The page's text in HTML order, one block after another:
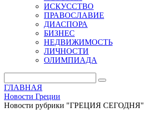
ИСКУССТВО
ПРАВОСЛАВИЕ
ДИАСПОРА
БИЗНЕС
НЕДВИЖИМОСТЬ
ЛИЧНОСТИ
ОЛИМПИАДА
ГЛАВНАЯ
Новости Греции
Новости рубрики "ГРЕЦИЯ СЕГОДНЯ"